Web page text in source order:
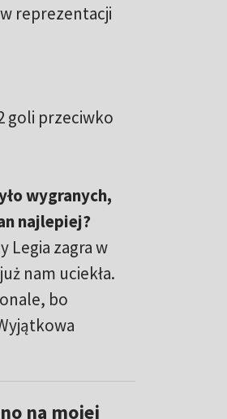
reprezentacji
goli przeciwko
wygranych,
najlepiej?
Legia zagra w
nam uciekła.
bo
na mojej